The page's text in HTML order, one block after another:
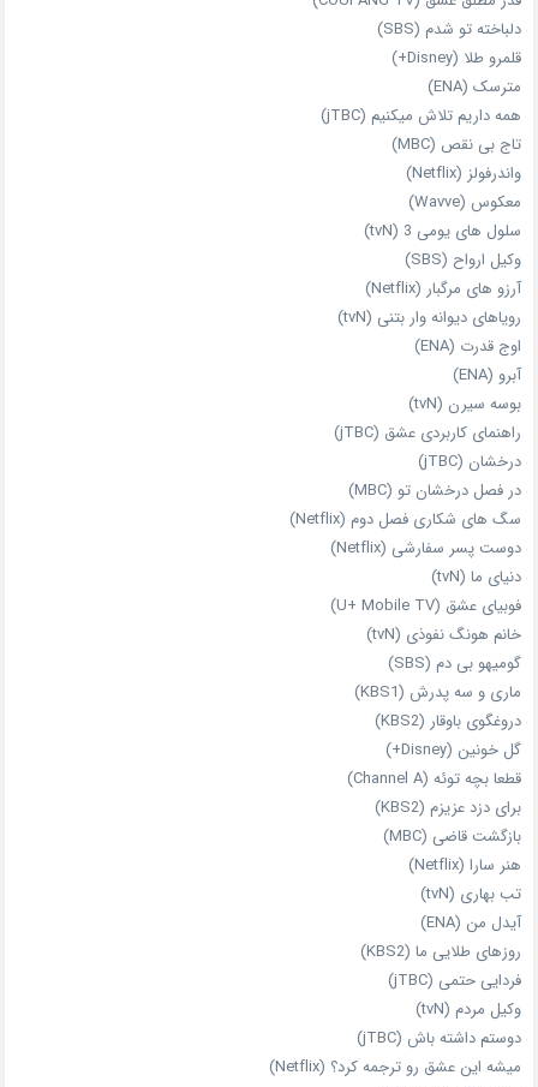
دلباخته تو شدم (SBS)
قلمرو طلا (Disney+)
مترسک (ENA)
همه داریم تلاش میکنیم (jTBC)
تاج بی‌ نقص (MBC)
واندرفولز (Netflix)
معکوس (Wavve)
سلول های یومی 3 (tvN)
وکیل ارواح (SBS)
آرزو های مرگبار (Netflix)
رویاهای دیوانه‌ وار بتنی (tvN)
اوج قدرت (ENA)
آبرو (ENA)
بوسه سیرن (tvN)
راهنمای کاربردی عشق (jTBC)
درخشان (jTBC)
در فصل درخشان تو (MBC)
سگ های شکاری فصل دوم (Netflix)
دوست‌ پسر سفارشی (Netflix)
دنیای ما (tvN)
فوبیای عشق (U+ Mobile TV)
خانم هونگ نفوذی (tvN)
گومیهو بی دم (SBS)
ماری و سه پدرش (KBS1)
دروغگوی باوقار (KBS2)
گل خونین (Disney+)
قطعا بچه توئه (Channel A)
برای دزد عزیزم (KBS2)
بازگشت قاضی (MBC)
هنر سارا (Netflix)
تب بهاری (tvN)
آیدل من (ENA)
روزهای طلایی ما (KBS2)
فردایی حتمی (jTBC)
وکیل مردم (tvN)
دوستم داشته باش (jTBC)
میشه این عشق رو ترجمه کرد؟ (Netflix)